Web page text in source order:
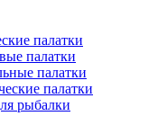
палатки
палатки
палатки
палатки
рыбалки